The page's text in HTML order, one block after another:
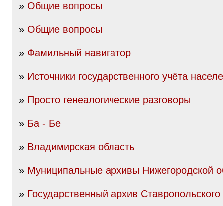
» Общие вопросы
» Общие вопросы
» Фамильный навигатор
» Источники государственного учёта
» Просто генеалогические разговоры
» Ба - Бе
» Владимирская область
» Муниципальные архивы Нижегородской
» Государственный архив Ставропольского